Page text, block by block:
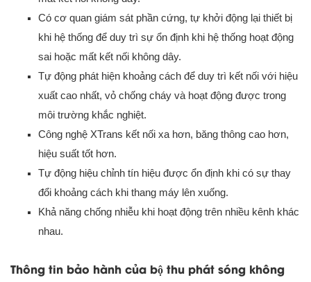
Có cơ quan giám sát phần cứng, tự khởi động lại thiết bị
khi hệ thống để duy trì sự ổn định khi hệ thống hoạt động
sai hoặc mất kết nối không dây.
Tự động phát hiện khoảng cách để duy trì kết nối với hiệu
xuất cao nhất, vỏ chống cháy và hoạt động được trong
môi trường khắc nghiệt.
Công nghệ XTrans kết nối xa hơn, băng thông cao hơn,
hiệu suất tốt hơn.
Tự động hiệu chỉnh tín hiệu được ổn định khi có sự thay
đổi khoảng cách khi thang máy lên xuống.
Khả năng chống nhiễu khi hoạt động trên nhiều kênh khác
nhau.
Thông tin bảo hành của bộ thu phát sóng không